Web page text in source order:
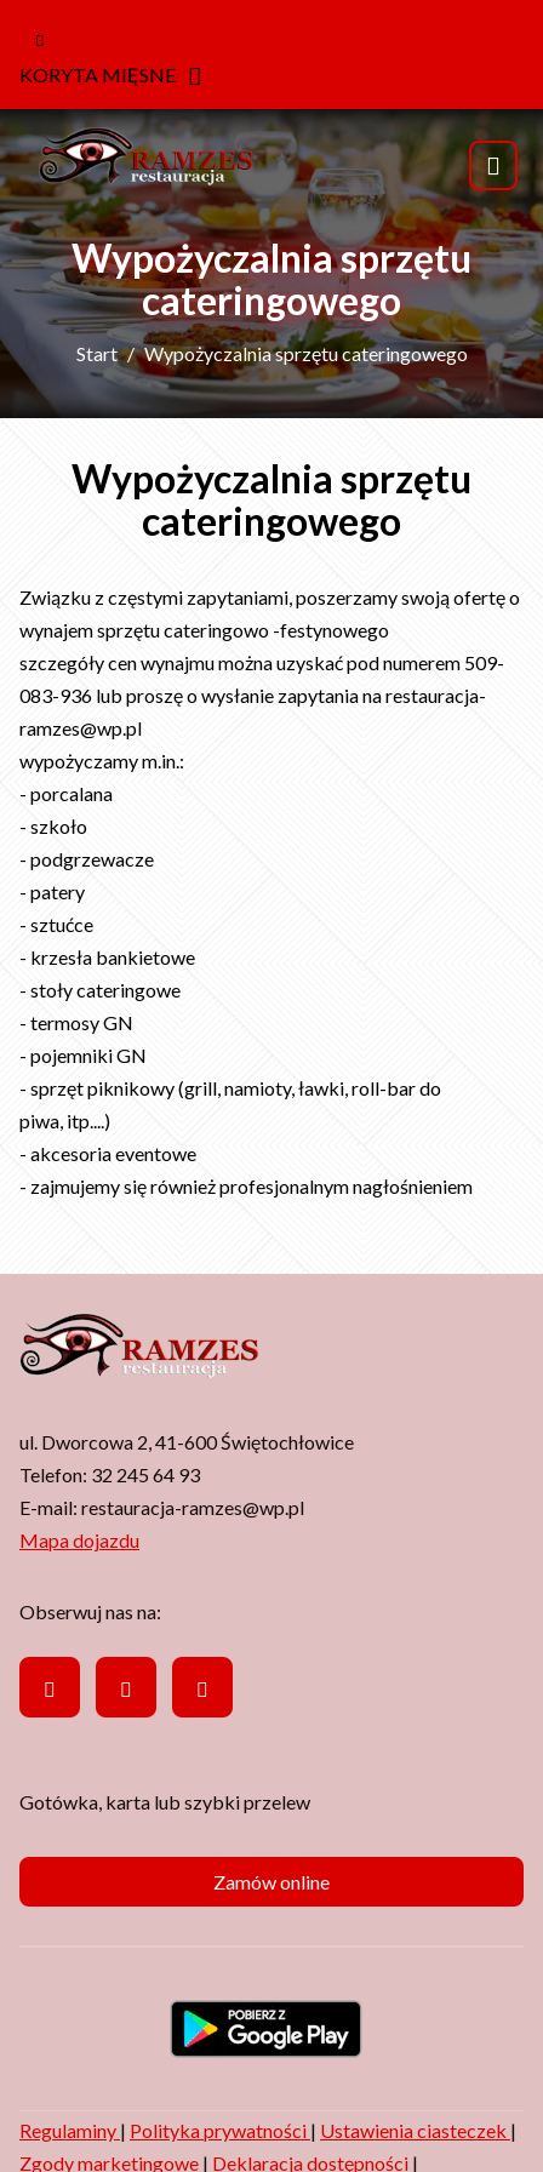
KORYTA MIĘSNE
Wypożyczalnia sprzętu
cateringowego
Start Wypożyczalnia sprzętu cateringowego
Wypożyczalnia sprzętu
cateringowego
Związku z częstymi zapytaniami, poszerzamy swoją ofertę o
wynajem sprzętu cateringowo -festynowego
szczegóły cen wynajmu można uzyskać pod numerem 509-
083-936 lub proszę o wysłanie zapytania na restauracja-
ramzes@wp.pl
wypożyczamy m.in.:
- porcalana
- szkoło
- podgrzewacze
- patery
- sztućce
- krzesła bankietowe
- stoły cateringowe
- termosy GN
- pojemniki GN
- sprzęt piknikowy (grill, namioty, ławki, roll-bar do
piwa, itp....)
- akcesoria eventowe
- zajmujemy się również profesjonalnym nagłośnieniem
ul. Dworcowa 2, 41-600 Świętochłowice
Telefon: 32 245 64 93
E-mail: restauracja-ramzes@wp.pl
Mapa dojazdu
Obserwuj nas na:
Gotówka, karta lub szybki przelew
Zamów online
Regulaminy | Polityka prywatności | Ustawienia ciasteczek |
Zgody marketingowe | Deklaracja dostępności |